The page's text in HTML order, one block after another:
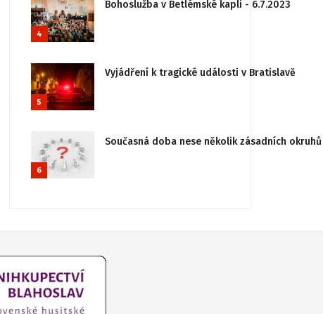
4
Bohoslužba v Betlémské kapli - 6.7.2023
5
Vyjádření k tragické události v Bratislavě
6
Současná doba nese několik zásadních